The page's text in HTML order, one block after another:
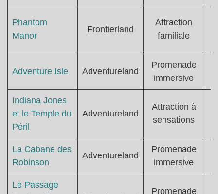
Phantom
Manor
Frontierland
Attraction
familiale
Adventure Isle Adventureland
Promenade
immersive
Indiana Jones
et le Temple du
Péril
Adventureland
Attraction à
sensations
La Cabane des
Robinson
Adventureland
Promenade
immersive
Le Passage
Promenade